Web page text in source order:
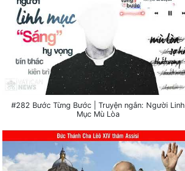
#282 Bước Từng Bước | Truyện ngắn: Người Linh
Mục Mù Lòa